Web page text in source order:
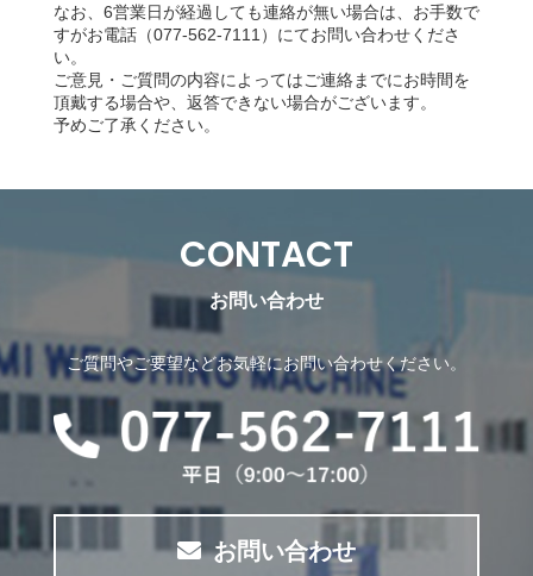
なお、6営業日が経過しても連絡が無い場合は、お手数で
すがお電話（077-562-7111）にてお問い合わせくださ
い。
ご意見・ご質問の内容によってはご連絡までにお時間を
頂戴する場合や、返答できない場合がございます。
予めご了承ください。
CONTACT
お問い合わせ
ご質問やご要望などお気軽にお問い合わせください。
お問い合わせ